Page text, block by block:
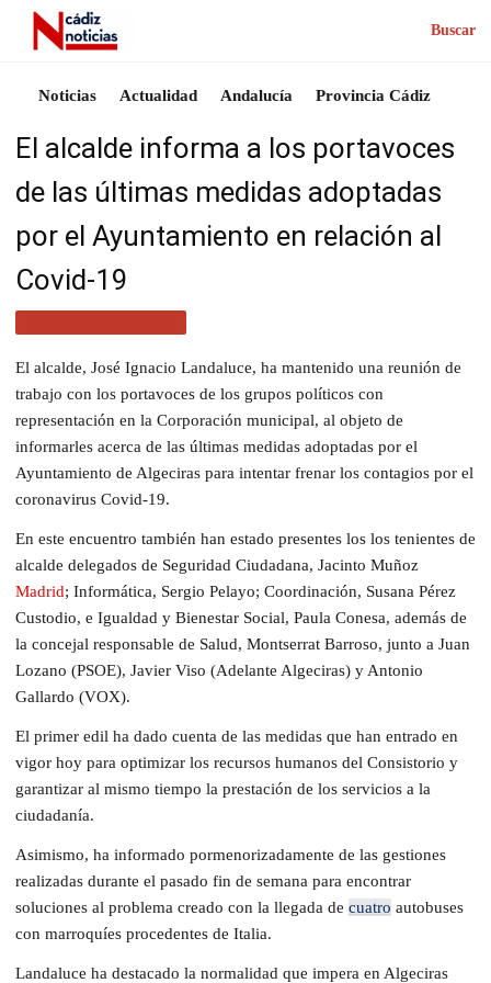
Buscar
Noticias Actualidad Andalucía Provincia Cádiz
El alcalde informa a los portavoces
de las últimas medidas adoptadas
por el Ayuntamiento en relación al
Covid-19
El alcalde, José Ignacio Landaluce, ha mantenido una reunión de
trabajo con los portavoces de los grupos políticos con
representación en la Corporación municipal, al objeto de
informarles acerca de las últimas medidas adoptadas por el
Ayuntamiento de Algeciras para intentar frenar los contagios por el
coronavirus Covid-19.
En este encuentro también han estado presentes los los tenientes de
alcalde delegados de Seguridad Ciudadana, Jacinto Muñoz
Madrid; Informática, Sergio Pelayo; Coordinación, Susana Pérez
Custodio, e Igualdad y Bienestar Social, Paula Conesa, además de
la concejal responsable de Salud, Montserrat Barroso, junto a Juan
Lozano (PSOE), Javier Viso (Adelante Algeciras) y Antonio
Gallardo (VOX).
El primer edil ha dado cuenta de las medidas que han entrado en
vigor hoy para optimizar los recursos humanos del Consistorio y
garantizar al mismo tiempo la prestación de los servicios a la
ciudadanía.
Asimismo, ha informado pormenorizadamente de las gestiones
realizadas durante el pasado fin de semana para encontrar
soluciones al problema creado con la llegada de cuatro autobuses
con marroquíes procedentes de Italia.
Landaluce ha destacado la normalidad que impera en Algeciras